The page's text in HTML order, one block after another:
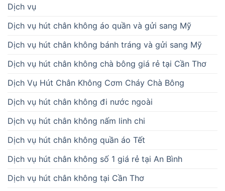
Dịch vụ
Dịch vụ hút chân không áo quần và gửi sang Mỹ
Dịch vụ hút chân không bánh tráng và gửi sang Mỹ
Dịch vụ hút chân không chà bông giá rẻ tại Cần Thơ
Dịch Vụ Hút Chân Không Cơm Cháy Chà Bông
Dịch vụ hút chân không đi nước ngoài
Dịch vụ hút chân không nấm linh chi
Dịch vụ hút chân không quần áo Tết
Dịch vụ hút chân không số 1 giá rẻ tại An Bình
Dịch vụ hút chân không tại Cần Thơ